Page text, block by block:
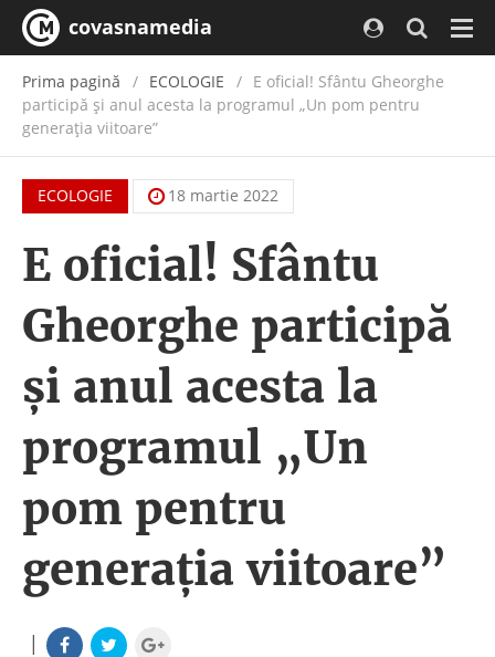
covasnamedia
Prima pagină ECOLOGIE
E oficial! Sfântu Gheorghe
participă și anul acesta la programul „Un pom pentru
generația viitoare”
ECOLOGIE 18 martie 2022
E oficial! Sfântu
Gheorghe participă
și anul acesta la
programul „Un
pom pentru
generația viitoare”
|